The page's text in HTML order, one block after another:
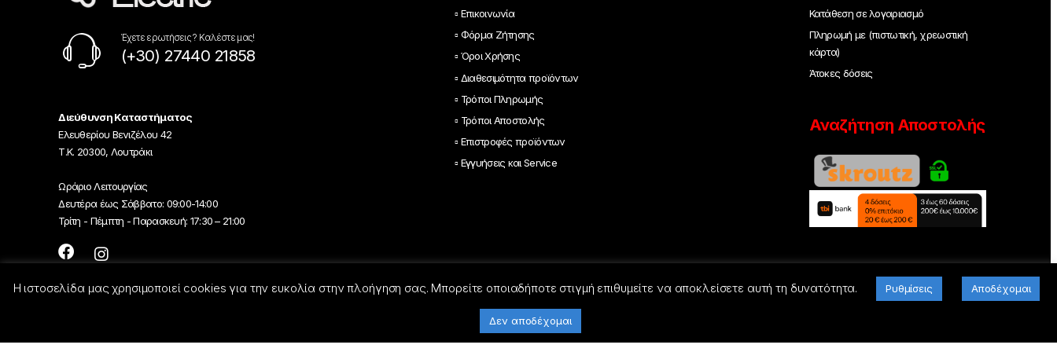
Έχετε ερωτήσεις ? Καλέστε μας!
(+30) 27440 21858
Διεύθυνση Καταστήματος
Ελευθερίου Βενιζέλου 42
Τ.Κ. 20300, Λουτράκι
Ωράριο Λειτουργίας
Δευτέρα έως Σάββατο: 09:00-14:00
Τρίτη - Πέμπτη - Παρασκευή: 17:30 – 21:00
▫ Επικοινωνία
▫ Φόρμα Ζήτησης
▫ Όροι Χρήσης
▫ Διαθεσιμότητα προϊόντων
▫ Τρόποι Πληρωμής
▫ Τρόποι Αποστολής
▫ Επιστροφές προϊόντων
▫ Εγγυήσεις και Service
Κατάθεση σε λογαριασμό
Πληρωμή με (πιστωτική, χρεωστική
κάρτα)
Άτοκες δόσεις
Αναζήτηση Αποστολής
Η ιστοσελίδα μας χρησιμοποιεί cookies για την ευκολία στην πλοήγηση σας. Μπορείτε οποιαδήποτε στιγμή επιθυμείτε να αποκλείσετε αυτή τη δυνατότητα. Ρυθμίσεις Αποδέχομαι
Δεν αποδέχομαι